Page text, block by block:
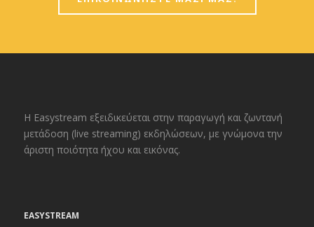
H Easystream εξειδικεύεται στην παραγωγή και ζωντανή
μετάδοση (live streaming) εκδηλώσεων, με γνώμονα την
άριστη ποιότητα ήχου και εικόνας.
EASYSTREAM